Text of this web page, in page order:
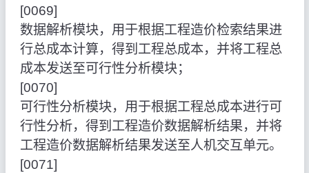
[0069]
数据解析模块，用于根据工程造价检索结果进
行总成本计算，得到工程总成本，并将工程总
成本发送至可行性分析模块；
[0070]
可行性分析模块，用于根据工程总成本进行可
行性分析，得到工程造价数据解析结果，并将
工程造价数据解析结果发送至人机交互单元。
[0071]